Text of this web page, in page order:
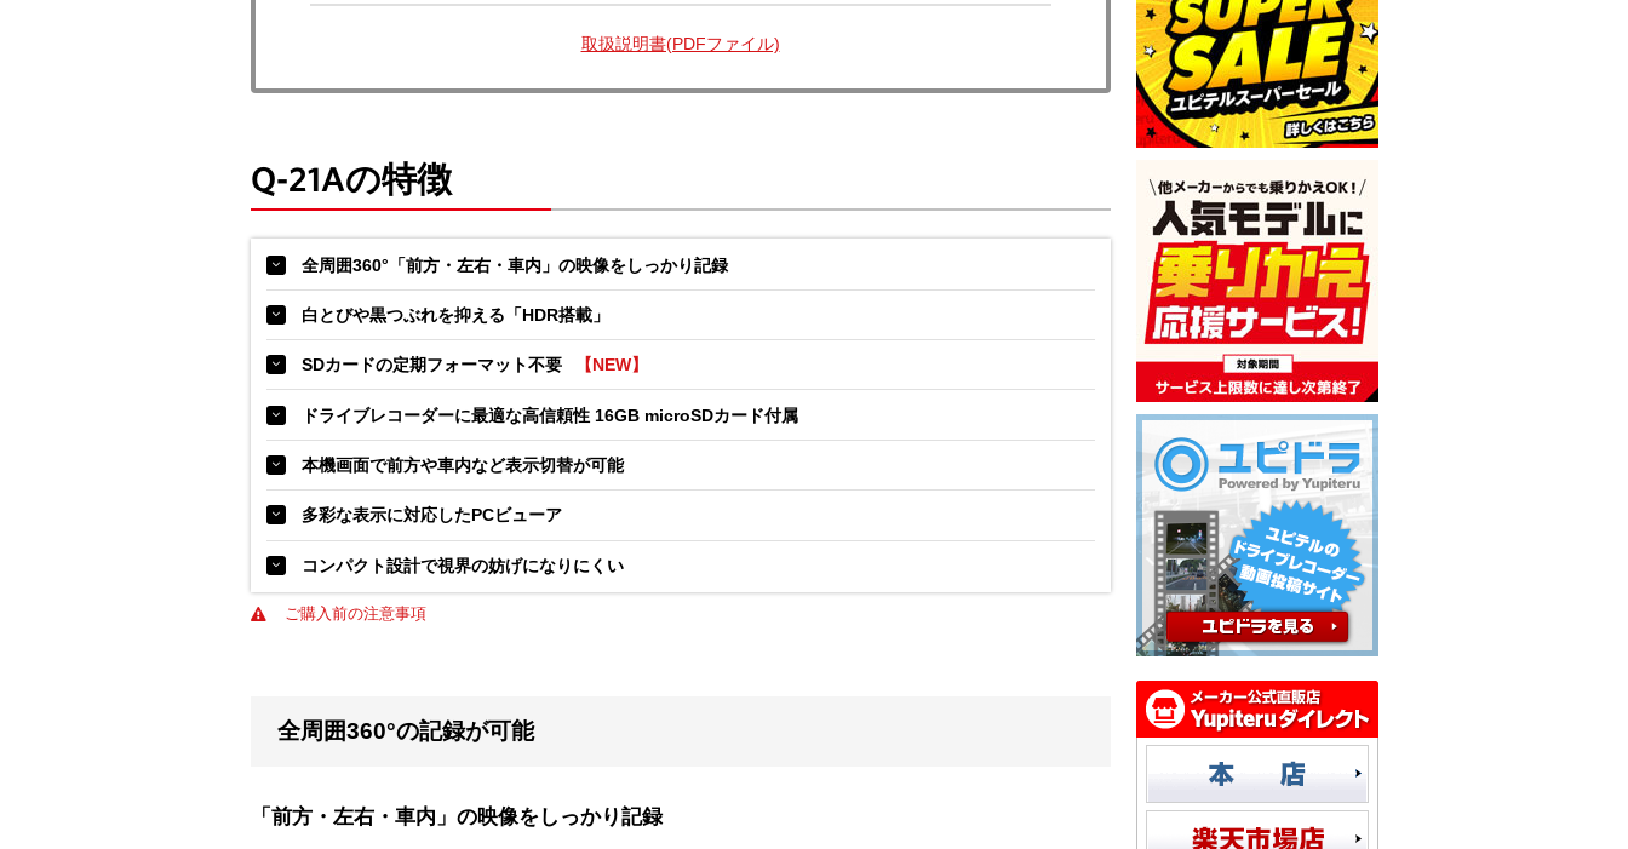
取扱説明書(PDFファイル)
Q-21Aの特徴
全周囲360°「前方・左右・車内」の映像をしっかり記録
白とびや黒つぶれを抑える「HDR搭載」
SDカードの定期フォーマット不要 【NEW】
ドライブレコーダーに最適な高信頼性 16GB microSDカード付属
本機画面で前方や車内など表示切替が可能
多彩な表示に対応したPCビューア
コンパクト設計で視界の妨げになりにくい
ご購入前の注意事項
全周囲360°の記録が可能
「前方・左右・車内」の映像をしっかり記録